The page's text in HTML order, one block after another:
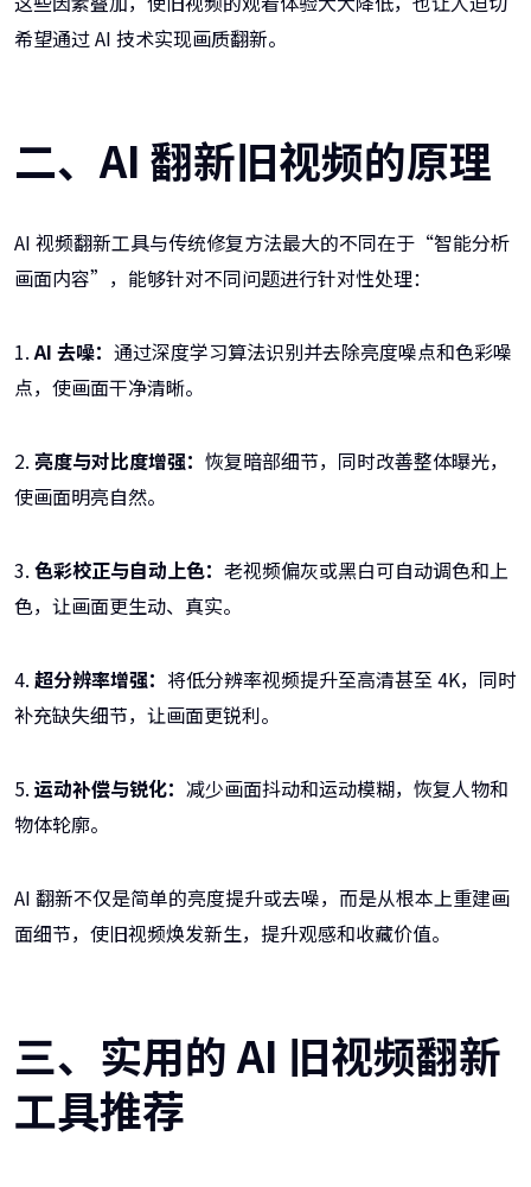
希望通过 AI 技术实现画质翻新。
二、AI 翻新旧视频的原理
AI 视频翻新工具与传统修复方法最大的不同在于“智能分析
画面内容”，能够针对不同问题进行针对性处理：
1.AI 去噪： 通过深度学习算法识别并去除亮度噪点和色彩噪
点，使画面干净清晰。
2. 亮度与对比度增强： 恢复暗部细节，同时改善整体曝光，
使画面明亮自然。
3. 色彩校正与自动上色： 老视频偏灰或黑白可自动调色和上
色，让画面更生动、真实。
4. 超分辨率增强： 将低分辨率视频提升至高清甚至 4K，同时
补充缺失细节，让画面更锐利。
5. 运动补偿与锐化： 减少画面抖动和运动模糊，恢复人物和
物体轮廓。
AI 翻新不仅是简单的亮度提升或去噪，而是从根本上重建画
面细节，使旧视频焕发新生，提升观感和收藏价值。
三、实用的 AI 旧视频翻新
工具推荐